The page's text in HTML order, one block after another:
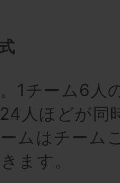
1チーム6人
人ほどが同
ムはチーム
ます。